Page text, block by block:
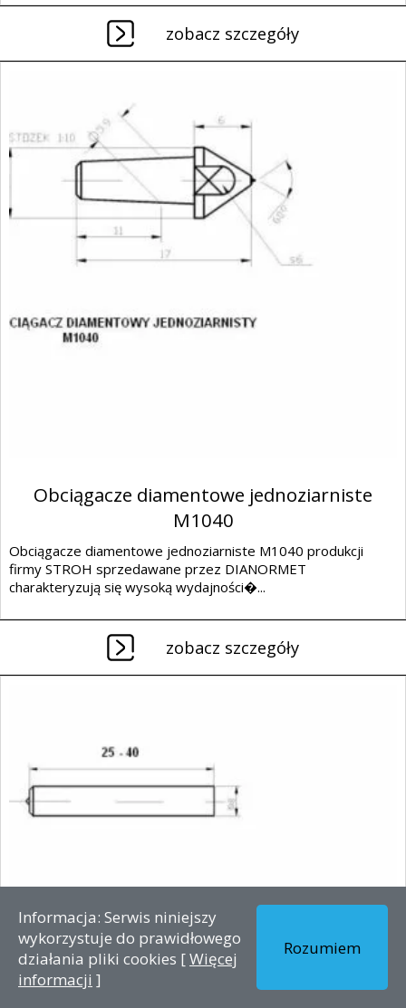
zobacz szczegóły
Obciągacze diamentowe jednoziarniste
M1040
Obciągacze diamentowe jednoziarniste M1040 produkcji
firmy STROH sprzedawane przez DIANORMET
charakteryzują się wysoką wydajności�...
zobacz szczegóły
Informacja: Serwis niniejszy
wykorzystuje do prawidłowego
działania pliki cookies [Więcej
informacji ]
Rozumiem